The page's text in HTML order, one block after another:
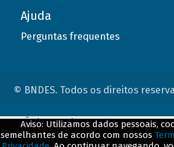
Ajuda
Perguntas frequentes
© BNDES. Todos os direitos
Aviso: Utilizamos dados pessoais,
semelhantes de acordo com nossos
ConteÃºdo complementar
${title}${badge}